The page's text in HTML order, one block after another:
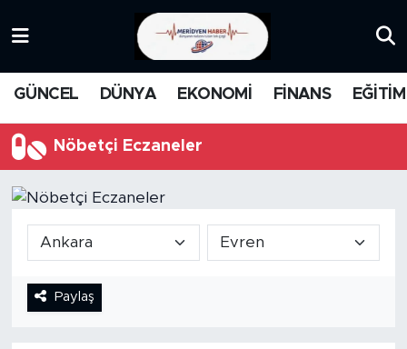
GÜNCEL DÜNYA EKONOMİ FİNANS EĞİTİM
Nöbetçi Eczaneler
Paylaş
MEDYA
DÜNYA
Trafik Durumu
Tüm Manşetler